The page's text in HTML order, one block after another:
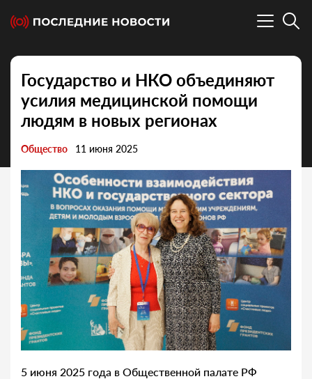
Государство и НКО объединяют
усилия медицинской помощи
людям в новых регионах
Общество 11 июня 2025
5 июня 2025 года в Общественной палате РФ